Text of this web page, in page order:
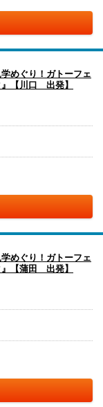
めぐり！ガトーフェ
【川口 出発】
めぐり！ガトーフェ
【蒲田 出発】